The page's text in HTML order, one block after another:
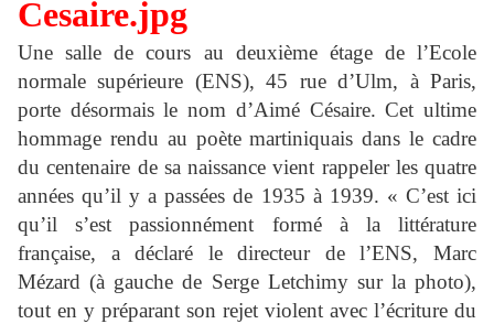
Une salle de cours au deuxième étage de l’Ecole
normale supérieure (ENS), 45 rue d’Ulm, à Paris,
porte désormais le nom d’Aimé Césaire. Cet ultime
hommage rendu au poète martiniquais dans le cadre
du centenaire de sa naissance vient rappeler les quatre
années qu’il y a passées de 1935 à 1939. « C’est ici
qu’il s’est passionnément formé à la littérature
française, a déclaré le directeur de l’ENS, Marc
Mézard (à gauche de Serge Letchimy sur la photo),
tout en y préparant son rejet violent avec l’écriture du